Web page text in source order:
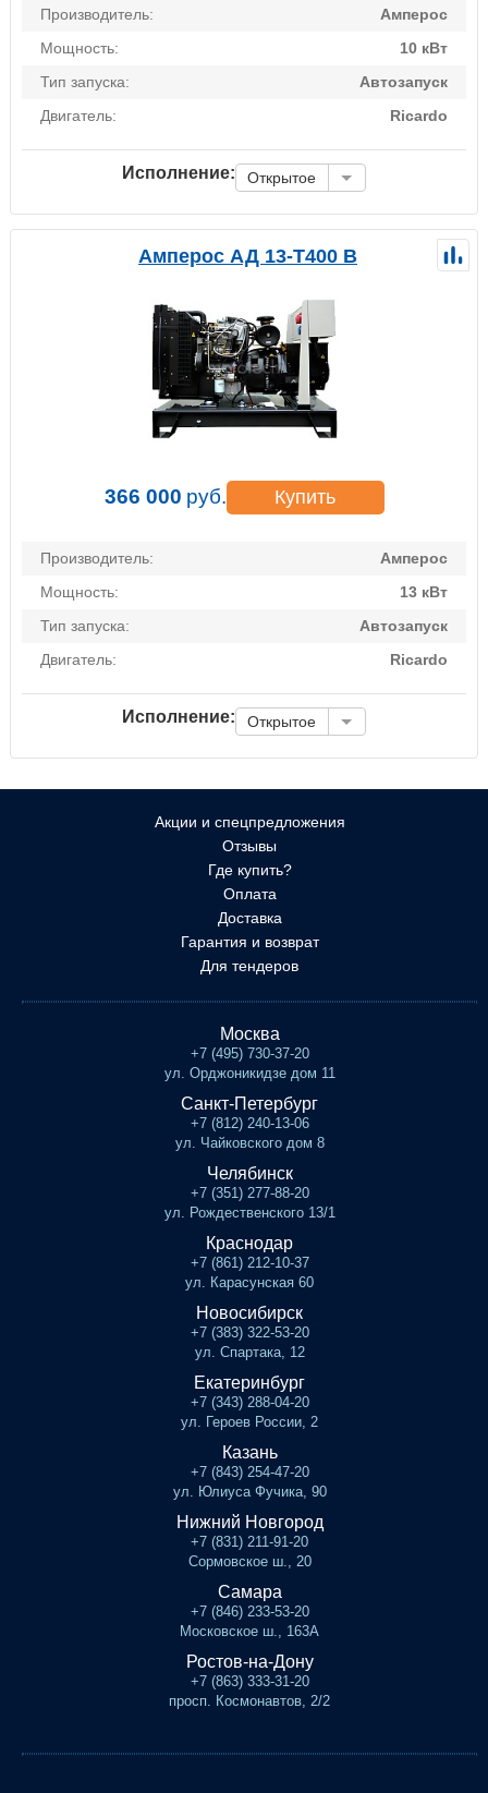
Производитель:
Амперос
Мощность:
10 кВт
Тип запуска:
Автозапуск
Двигатель:
Ricardo
Исполнение: Открытое
Амперос АД 13-Т400 B
366 000 руб. Купить
Производитель:
Амперос
Мощность:
13 кВт
Тип запуска:
Автозапуск
Двигатель:
Ricardo
Исполнение: Открытое
Акции и спецпредложения
Отзывы
Где купить?
Оплата
Доставка
Гарантия и возврат
Для тендеров
Москва
+7 (495) 730-37-20
ул. Орджоникидзе дом 11
Санкт-Петербург
+7 (812) 240-13-06
ул. Чайковского дом 8
Челябинск
+7 (351) 277-88-20
ул. Рождественского 13/1
Краснодар
+7 (861) 212-10-37
ул. Карасунская 60
Новосибирск
+7 (383) 322-53-20
ул. Спартака, 12
Екатеринбург
+7 (343) 288-04-20
ул. Героев России, 2
Казань
+7 (843) 254-47-20
ул. Юлиуса Фучика, 90
Нижний Новгород
+7 (831) 211-91-20
Сормовское ш., 20
Самара
+7 (846) 233-53-20
Московское ш., 163А
Ростов-на-Дону
+7 (863) 333-31-20
просп. Космонавтов, 2/2